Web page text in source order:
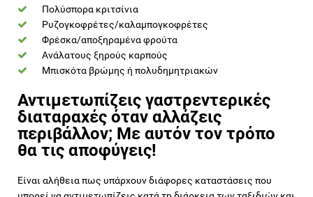
Πολύσπορα κριτσίνια
Ρυζογκοφρέτες/καλαμπογκοφρέτες
Φρέσκα/αποξηραμένα φρούτα
Ανάλατους ξηρούς καρπούς
Μπισκότα βρώμης ή πολυδημητριακών
Αντιμετωπίζεις γαστρεντερικές
διαταραχές όταν αλλάζεις
περιβάλλον; Με αυτόν τον τρόπο
θα τις αποφύγεις!
Είναι αλήθεια πως υπάρχουν διάφορες καταστάσεις που